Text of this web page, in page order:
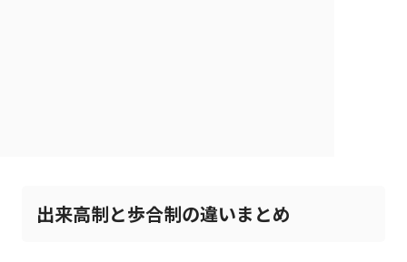
出来高制と歩合制の違いまとめ